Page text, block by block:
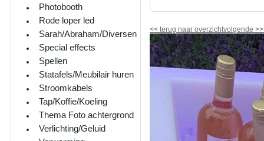
Photobooth
Rode loper led
Sarah/Abraham/Diversen
Special effects
Spellen
Statafels/Meubilair huren
Stroomkabels
Tap/Koffie/Koeling
Thema Foto achtergrond
Verlichting/Geluid
<< terug naar overzichtvolgende >>